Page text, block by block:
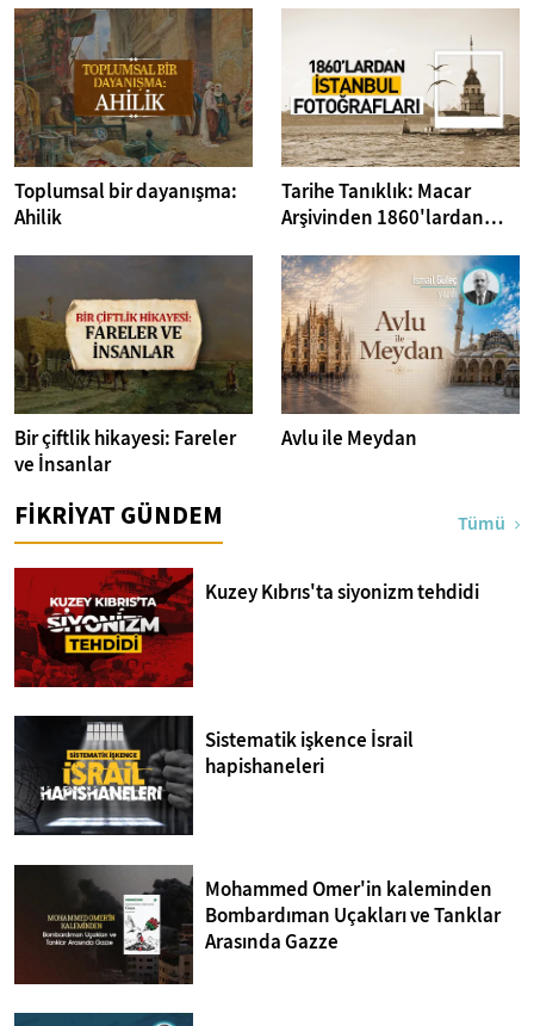
Toplumsal bir dayanışma:
Ahilik
Tarihe Tanıklık: Macar
Arşivinden 1860'lardan
Bir çiftlik hikayesi: Fareler
ve İnsanlar
Avlu ile Meydan
FİKRİYAT GÜNDEM Tümü
Kuzey Kıbrıs'ta siyonizm tehdidi
Sistematik işkence İsrail
hapishaneleri
Mohammed Omer'in kaleminden
Bombardıman Uçakları ve Tanklar
Arasında Gazze